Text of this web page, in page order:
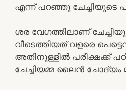
എന്ന് പറഞ്ഞു ചേച്ചിയുടെ
ശര വേഗത്തിലാണ്
വീടെത്തിയത് വളരെ
അതിനുള്ളിൽ പരീക്ഷക്ക്
ചേച്ചിയമ്മ ലൈൻ ചോദ്യം